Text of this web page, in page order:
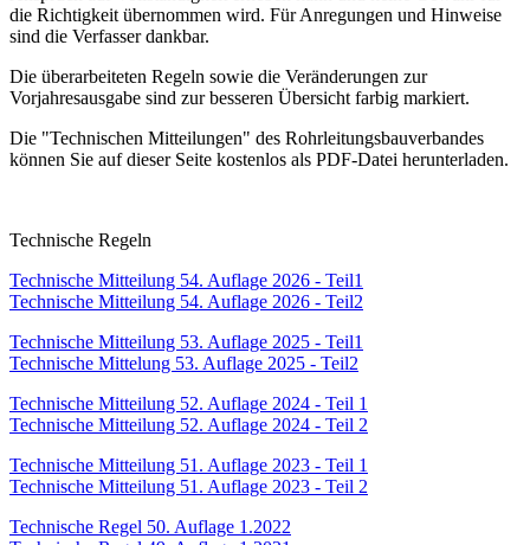
die Richtigkeit übernommen wird. Für Anregungen und Hinweise
sind die Verfasser dankbar.
Die überarbeiteten Regeln sowie die Veränderungen zur
Vorjahresausgabe sind zur besseren Übersicht farbig markiert.
Die "Technischen Mitteilungen" des Rohrleitungsbauverbandes
können Sie auf dieser Seite kostenlos als PDF-Datei herunterladen.
Technische Regeln
Technische Mitteilung 54. Auflage 2026 - Teil1
Technische Mitteilung 54. Auflage 2026 - Teil2
Technische Mitteilung 53. Auflage 2025 - Teil1
Technische Mittelung 53. Auflage 2025 - Teil2
Technische Mitteilung 52. Auflage 2024 - Teil 1
Technische Mitteilung 52. Auflage 2024 - Teil 2
Technische Mitteilung 51. Auflage 2023 - Teil 1
Technische Mitteilung 51. Auflage 2023 - Teil 2
Technische Regel 50. Auflage 1.2022